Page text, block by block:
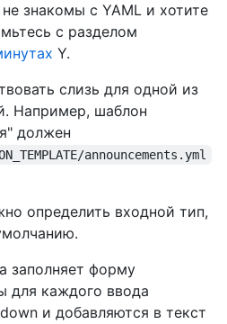
знакомы с YAML и хотите
с разделом
Y.
слизь для одной из
Например, шаблон
должен
announcements.yml
определить входной тип,
заполняет форму
для каждого ввода
и добавляются в текст